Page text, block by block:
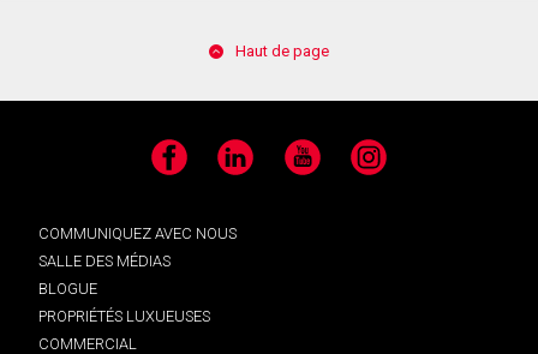
Haut de page
Facebook LinkedIn YouTube Instagram
COMMUNIQUEZ AVEC NOUS
SALLE DES MÉDIAS
BLOGUE
PROPRIÉTÉS LUXUEUSES
COMMERCIAL